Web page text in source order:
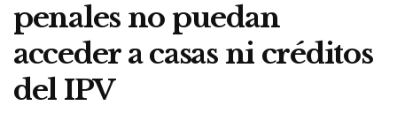
penales no puedan
acceder a casas ni créditos
del IPV